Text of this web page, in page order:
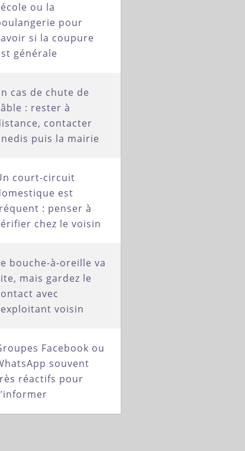
ou la
pour
si la coupure
générale
cas de chute de
: rester à
contacter
puis la mairie
court-circuit
est
: penser à
chez le voisin
bouche-à-oreille va
mais gardez le
avec
voisin
Facebook ou
souvent
réactifs pour